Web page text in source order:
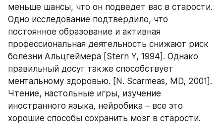
меньше шансы, что он подведет вас в старости.
Одно исследование подтвердило, что
постоянное образование и активная
профессиональная деятельность снижают риск
болезни Альцгеймера [Stern Y, 1994]. Однако
правильный досуг также способствует
ментальному здоровью. [N. Scarmeas, MD, 2001].
Чтение, настольные игры, изучение
иностранного языка, нейробика – все это
хорошие способы сохранить мозг в старости.